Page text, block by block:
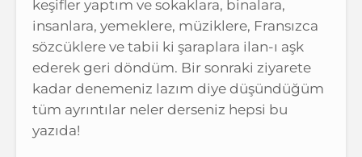
keşifler yaptım ve sokaklara, binalara,
insanlara, yemeklere, müziklere, Fransızca
sözcüklere ve tabii ki şaraplara ilan-ı aşk
ederek geri döndüm. Bir sonraki ziyarete
kadar denemeniz lazım diye düşündüğüm
tüm ayrıntılar neler derseniz hepsi bu
yazıda!